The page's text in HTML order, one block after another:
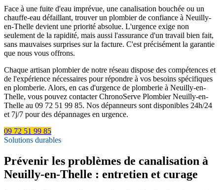
Face à une fuite d'eau imprévue, une canalisation bouchée ou un
chauffe-eau défaillant, trouver un plombier de confiance à Neuilly-
en-Thelle devient une priorité absolue. L'urgence exige non
seulement de la rapidité, mais aussi l'assurance d'un travail bien fait,
sans mauvaises surprises sur la facture. C'est précisément la garantie
que nous vous offrons.
Chaque artisan plombier de notre réseau dispose des compétences et
de l'expérience nécessaires pour répondre à vos besoins spécifiques
en plomberie. Alors, en cas d'urgence de plomberie à Neuilly-en-
Thelle, vous pouvez contacter ChronoServe Plombier Neuilly-en-
Thelle au 09 72 51 99 85. Nos dépanneurs sont disponibles 24h/24
et 7j/7 pour des dépannages en urgence.
09 72 51 99 85
Solutions durables
Prévenir les problèmes de canalisation à
Neuilly-en-Thelle : entretien et curage